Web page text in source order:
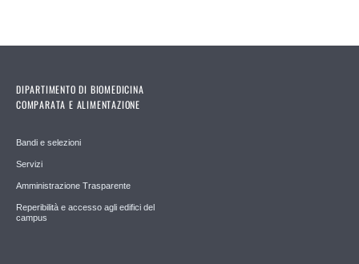
DIPARTIMENTO DI BIOMEDICINA
COMPARATA E ALIMENTAZIONE
Bandi e selezioni
Servizi
Amministrazione Trasparente
Reperibilità e accesso agli edifici del
campus